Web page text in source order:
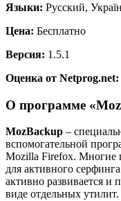
Языки: Русский,
Цена: Бесплатно
Версия: 1.5.1
Оценка от Netprog.net:
О программе
MozBackup –
вспомогательной
Mozilla Firefox. Многие
для активного
активно развивается и
виде отдельных утилит.